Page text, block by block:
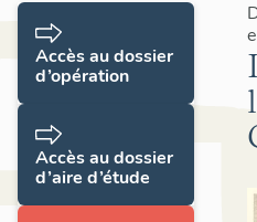
Accès au dossier
d’opération
Accès au dossier
d’aire d’étude